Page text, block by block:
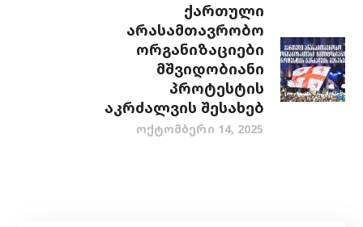
ქართული
არასამთავრობო
ორგანიზაციები
მშვიდობიანი
პროტესტის
აკრძალვის შესახებ
ოქტომბერი 14, 2025